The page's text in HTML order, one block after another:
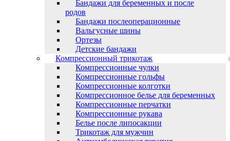
Бандажи для беременных и после
родов
Бандажи послеоперационные
Вальгусные шины
Ортезы
Детские бандажи
Компрессионный трикотаж
Компрессионные чулки
Компрессионные гольфы
Компрессионные колготки
Компрессионное белье для беременных
Компрессионные перчатки
Компрессионные рукава
Белье после липосакции
Трикотаж для мужчин